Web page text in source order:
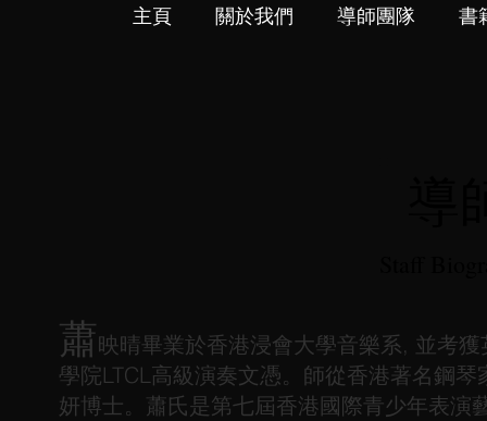
主頁 關於我們 導師團隊 書
蕭映晴畢業於香港浸會大學音樂系, 並考
學院LTCL高級演奏文憑。師從香港著名鋼
妍博士。蕭氏是第七屆香港國際青少年表演